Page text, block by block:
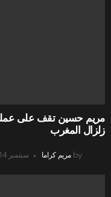
مريم حسين تقف على عملية
زلزال المغرب
by مريم كراما سبتمبر 14, 2023, 4:49 م